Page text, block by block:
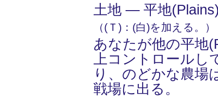
土地 ― 平地
（(Ｔ)：(白)を加える。）
あなたが他の平地
上コントロールし
り、のどかな農場
戦場に出る。